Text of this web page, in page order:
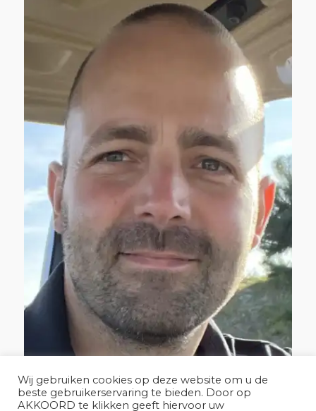
Sander van den Heuvel
Wij gebruiken cookies op deze website om u de
beste gebruikerservaring te bieden. Door op
AKKOORD te klikken geeft hiervoor uw